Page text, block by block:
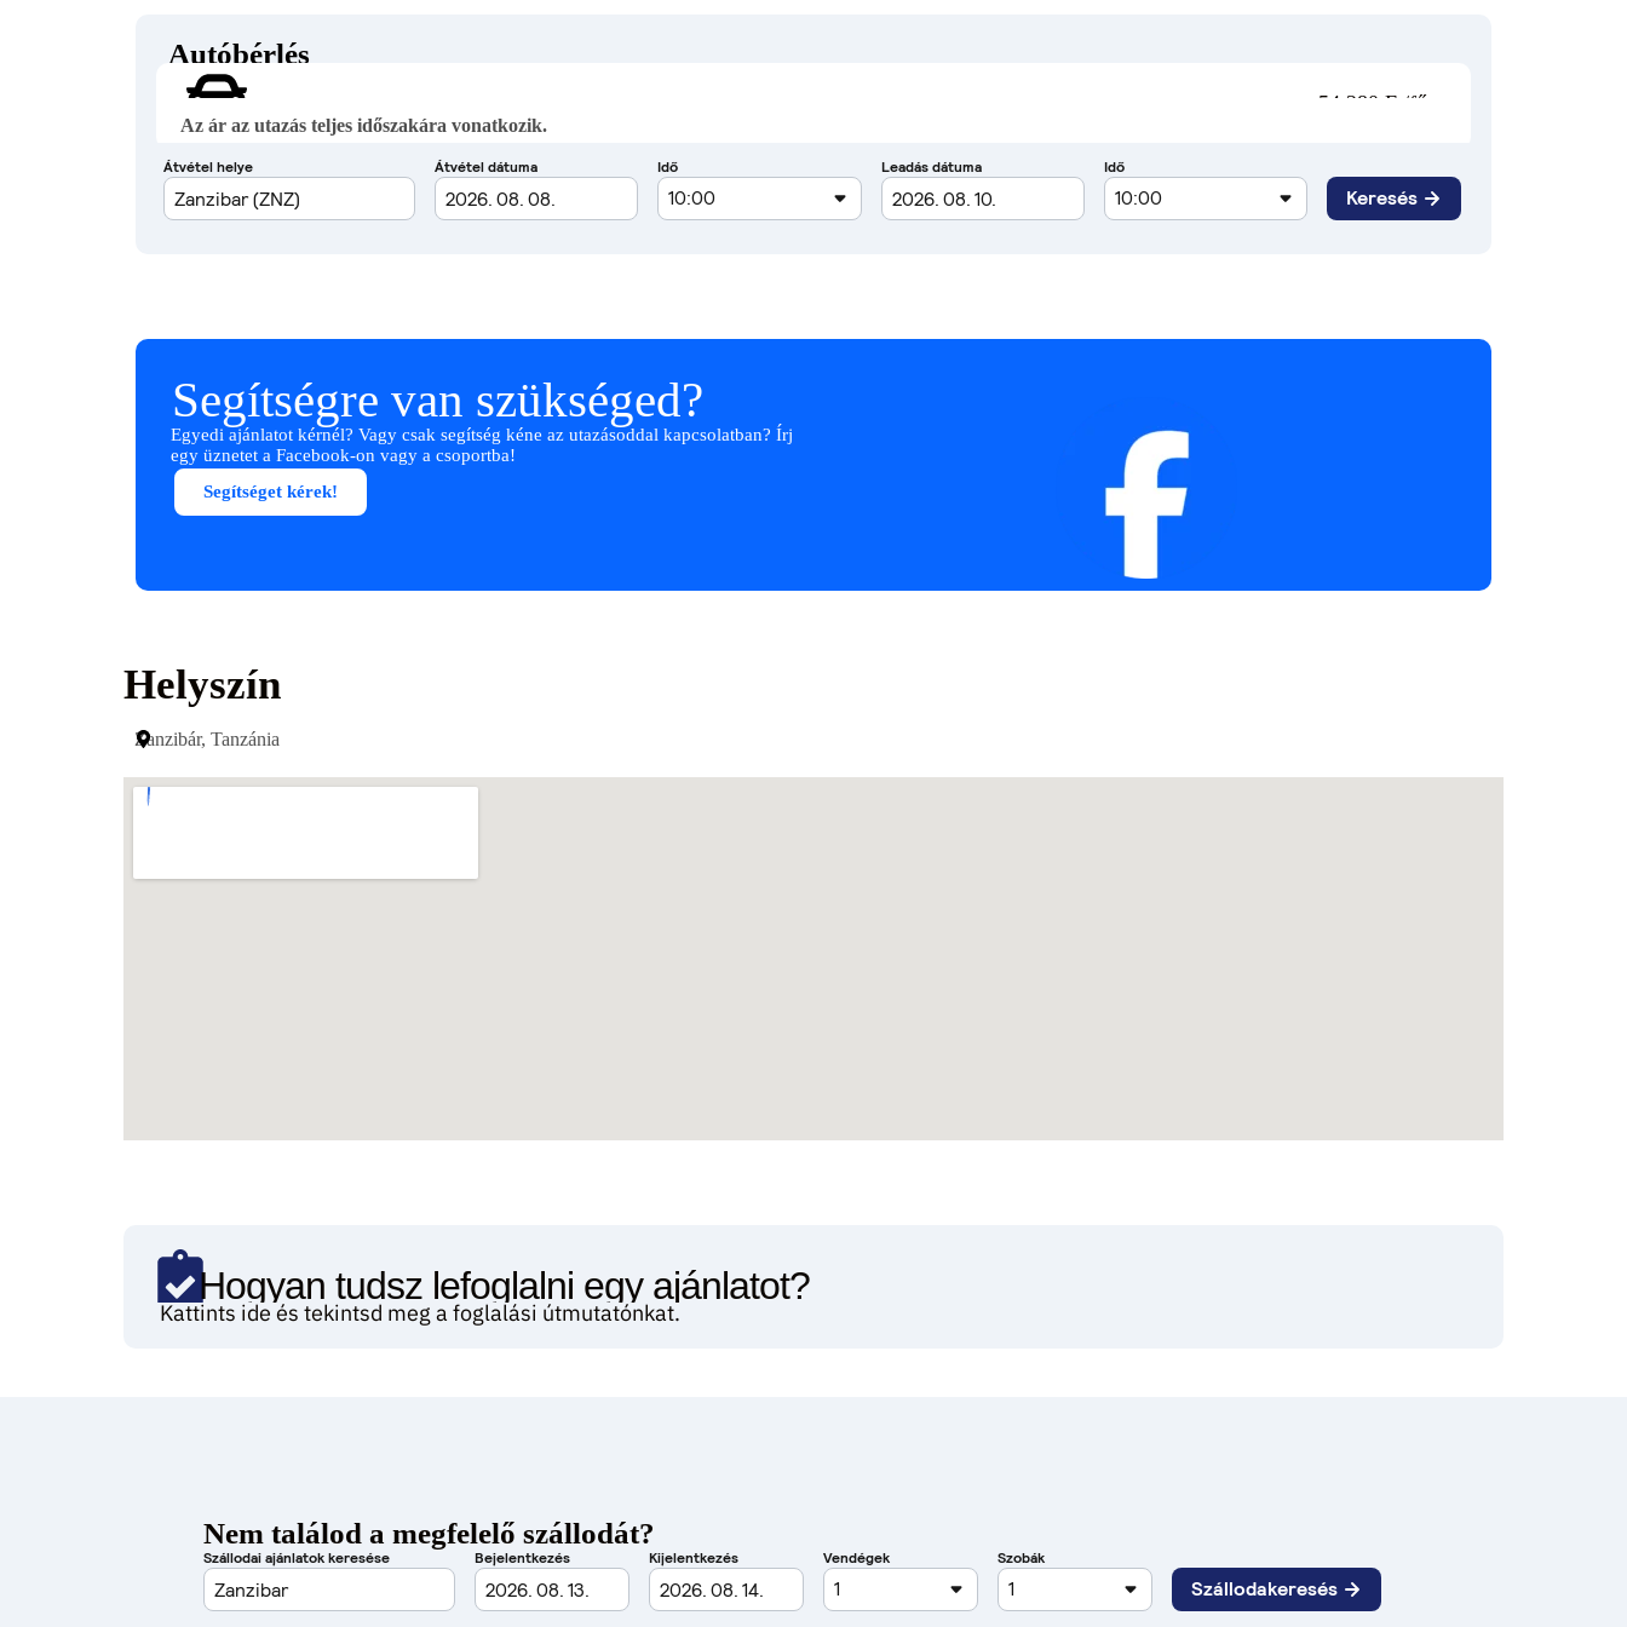
Autóbérlés
54 280 Ft/fő
Az ár az utazás teljes időszakára vonatkozik.
Segítségre van szükséged?
Egyedi ajánlatot kérnél? Vagy csak segítség kéne az utazásoddal kapcsolatban? Írj
egy üznetet a Facebook-on vagy a csoportba!
Segítséget kérek!
Helyszín
Zanzibár, Tanzánia
Hogyan tudsz lefoglalni egy ajánlatot?
Kattints ide és tekintsd meg a foglalási útmutatónkat.
Nem találod a megfelelő szállodát?